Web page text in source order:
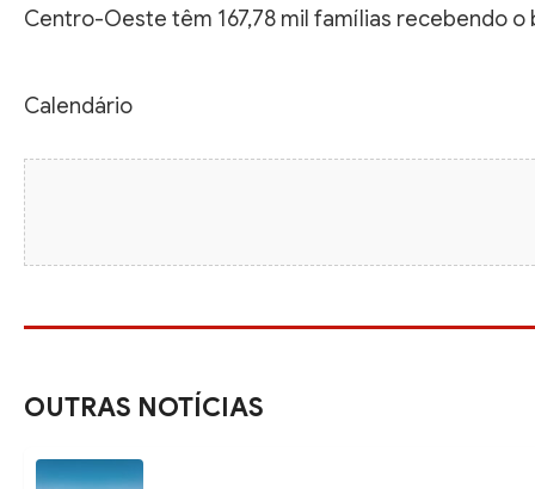
Centro-Oeste têm 167,78 mil famílias recebendo o
Calendário
OUTRAS NOTÍCIAS